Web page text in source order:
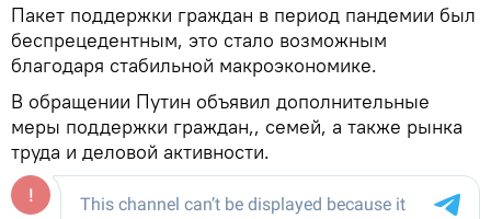
Пакет поддержки граждан в период пандемии был
беспрецедентным, это стало возможным
благодаря стабильной макроэкономике.
В обращении Путин объявил дополнительные
меры поддержки граждан,, семей, а также рынка
труда и деловой активности.